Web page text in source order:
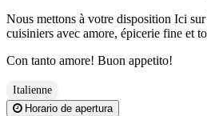
Nous mettons à votre disposition Ici
cuisiniers avec amore, épicerie fine et
Con tanto amore! Buon appetito!
Italienne
Horario de apertura